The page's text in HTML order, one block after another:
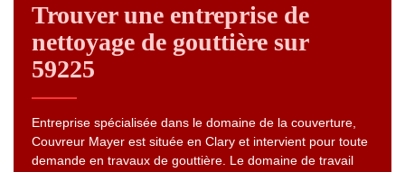
Trouver une entreprise de
nettoyage de gouttière sur
59225
Entreprise spécialisée dans le domaine de la couverture,
Couvreur Mayer est située en Clary et intervient pour toute
demande en travaux de gouttière. Le domaine de travail